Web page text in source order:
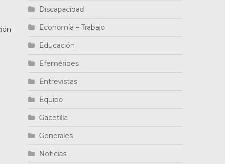
Discapacidad
Economía – Trabajo
Educación
Efemérides
Entrevistas
Equipo
Gacetilla
Generales
Noticias